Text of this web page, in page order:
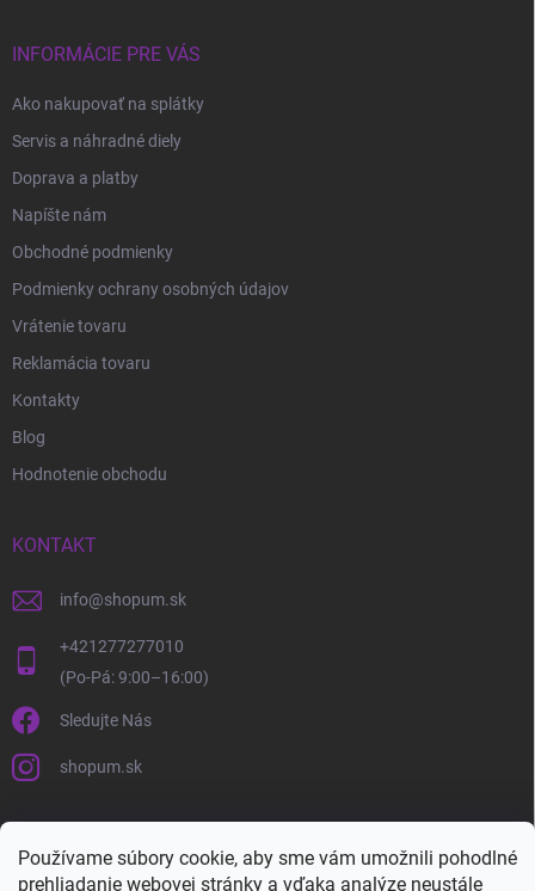
Používame súbory cookie, aby sme vám umožnili pohodlné
prehliadanie webovej stránky a vďaka analýze neustále
INFORMÁCIE PRE VÁS
Ako nakupovať na splátky
Servis a náhradné diely
Doprava a platby
Napíšte nám
Obchodné podmienky
Podmienky ochrany osobných údajov
Vrátenie tovaru
Reklamácia tovaru
Kontakty
Blog
Hodnotenie obchodu
KONTAKT
info@shopum.sk
+421277277010
Sledujte Nás
shopum.sk